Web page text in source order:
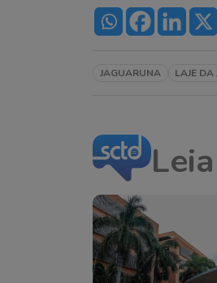
JAGUARUNA LAJE DA